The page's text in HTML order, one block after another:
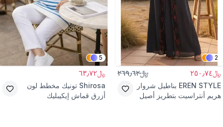
2
﷼٢٥٠٫٧٤ ﷼٢٦٩٫٦٢
EREN STYLE بناطيل شروار
هريم أنتراسيت بتطريز أصيل
5
﷼٦٣٫٧٢
Shirosa تونيك مخطط لون
أزرق قماش إيكيبليك